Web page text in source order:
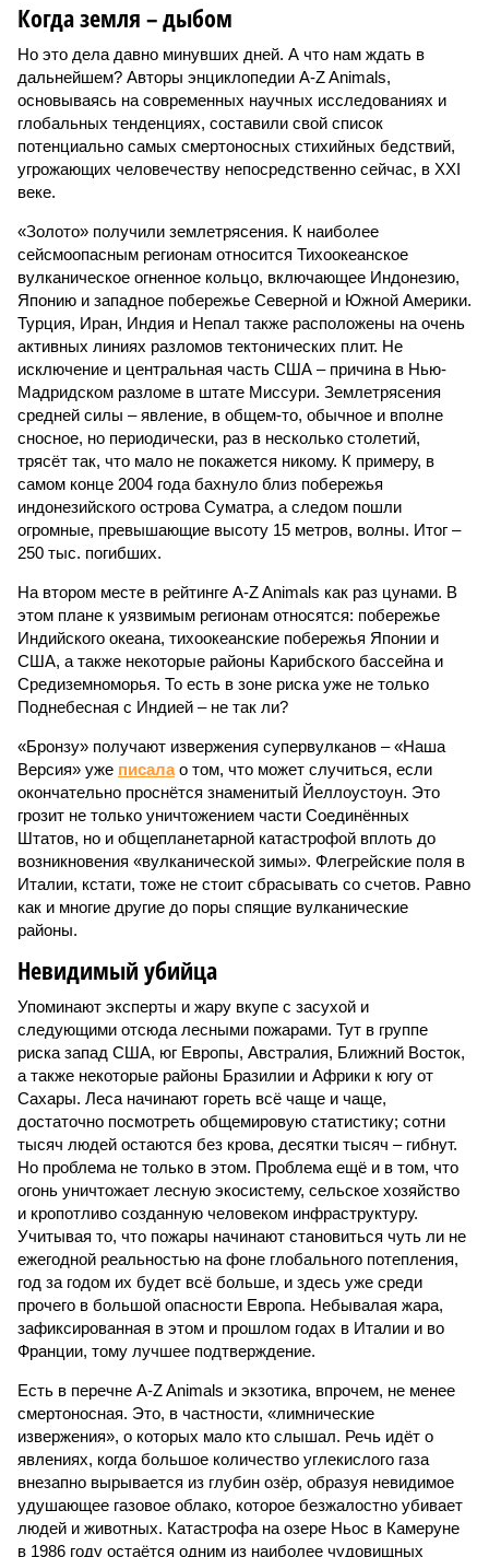
Когда земля – дыбом
Но это дела давно минувших дней. А что нам ждать в
дальнейшем? Авторы энциклопедии A-Z Animals,
основываясь на современных научных исследованиях и
глобальных тенденциях, составили свой список
потенциально самых смертоносных стихийных бедствий,
угрожающих человечеству непосредственно сейчас, в XXI
веке.
«Золото» получили землетрясения. К наиболее
сейсмоопасным регионам относится Тихоокеанское
вулканическое огненное кольцо, включающее Индонезию,
Японию и западное побережье Северной и Южной Америки.
Турция, Иран, Индия и Непал также расположены на очень
активных линиях разломов тектонических плит. Не
исключение и центральная часть США – причина в Нью-
Мадридском разломе в штате Миссури. Землетрясения
средней силы – явление, в общем-то, обычное и вполне
сносное, но периодически, раз в несколько столетий,
трясёт так, что мало не покажется никому. К примеру, в
самом конце 2004 года бахнуло близ побережья
индонезийского острова Суматра, а следом пошли
огромные, превышающие высоту 15 метров, волны. Итог –
250 тыс. погибших.
На втором месте в рейтинге A-Z Animals как раз цунами. В
этом плане к уязвимым регионам относятся: побережье
Индийского океана, тихо­океанские побережья Японии и
США, а также некоторые районы Карибского бассейна и
Средиземноморья. То есть в зоне риска уже не только
Поднебесная с Индией – не так ли?
«Бронзу» получают извержения супервулканов – «Наша
Версия» уже писалао том, что может случиться, если
окончательно проснётся знаменитый Йеллоустоун. Это
грозит не только уничтожением части Соединённых
Штатов, но и общепланетарной катастрофой вплоть до
возникновения «вулканической зимы». Флегрейские поля в
Италии, кстати, тоже не стоит сбрасывать со счетов. Равно
как и многие другие до поры спящие вулканические
районы.
Невидимый убийца
Упоминают эксперты и жару вкупе с засухой и
следующими отсюда лесными пожарами. Тут в группе
риска запад США, юг Европы, Австралия, Ближний Восток,
а также некоторые районы Бразилии и Африки к югу от
Сахары. Леса начинают гореть всё чаще и чаще,
достаточно посмотреть общемировую статистику; сотни
тысяч людей остаются без крова, десятки тысяч – гибнут.
Но проблема не только в этом. Проблема ещё и в том, что
огонь уничтожает лесную экосистему, сельское хозяйство
и кропотливо созданную человеком инфраструктуру.
Учитывая то, что пожары начинают становиться чуть ли не
ежегодной реальностью на фоне глобального потепления,
год за годом их будет всё больше, и здесь уже среди
прочего в большой опасности Европа. Небывалая жара,
зафиксированная в этом и прошлом годах в Италии и во
Франции, тому лучшее подтверждение.
Есть в перечне A-Z Animals и экзотика, впрочем, не менее
смертоносная. Это, в частности, «лимнические
извержения», о которых мало кто слышал. Речь идёт о
явлениях, когда большое количество углекислого газа
внезапно вырывается из глубин озёр, образуя невидимое
удушающее газовое облако, которое безжалостно убивает
людей и животных. Катастрофа на озере Ньос в Камеруне
в 1986 году остаётся одним из наиболее чудовищных